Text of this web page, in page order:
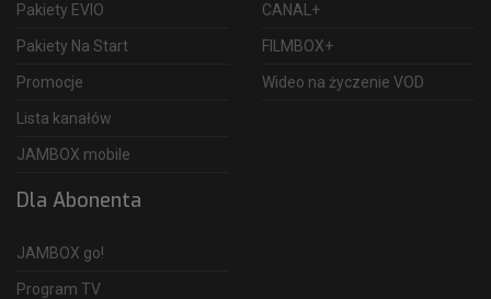
Pakiety EVIO
Pakiety Na Start
Promocje
Lista kanałów
JAMBOX mobile
CANAL+
FILMBOX+
Wideo na życzenie VOD
Dla Abonenta
JAMBOX go!
Program TV